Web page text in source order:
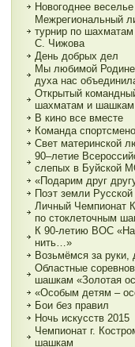
Новогоднее
Межрегиональный
турнир по
С. Чижова
День добрых дел
Мы любимой
духа нас
Открытый
шахматам и
В кино все вместе
Команда
Свет материнской
90–летие
слепых в Буйской
«Подарим друг
Поэт земли Русской
Личный Чемпионат
по стоклеточным
К 90-летию ВОС
нить…»
Возьмёмся за руки,
Областные
шашкам «Золотая
«Особым детям –
Бои без правил
Ночь искусств 2015
Чемпионат г.
шашкам